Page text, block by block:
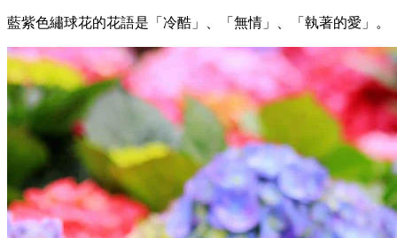
藍紫色繡球花的花語是「冷酷」、「無情」、「執著的愛」。